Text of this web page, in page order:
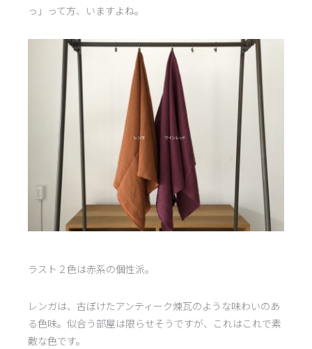
っ」って方、いますよね。
ラスト２色は赤系の個性派。
レンガは、古ぼけたアンティーク煉瓦のような味わいのあ
る色味。似合う部屋は限らせそうですが、これはこれで素
敵な色です。